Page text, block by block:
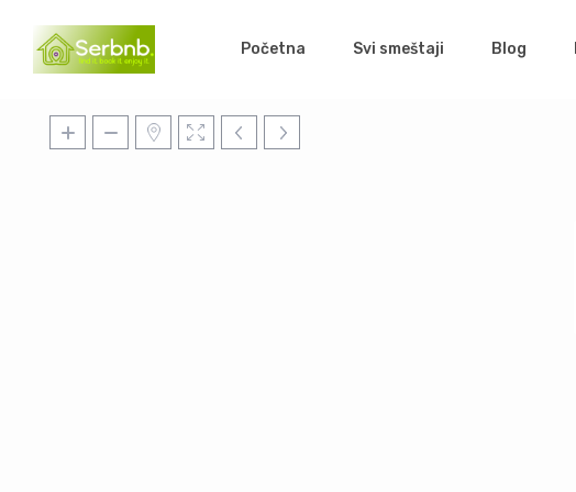
Početna Svi smeštaji Blog